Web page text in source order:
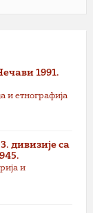
1991.
и етнографија
дивизије са
и